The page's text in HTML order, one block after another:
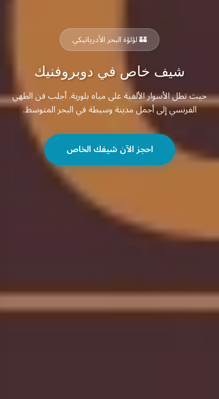
🏰 لؤلؤة البحر الأدرياتيكي
شيف خاص في دوبروفنيك
حيث تطل الأسوار الألفية على مياه بلورية. أجلب فن الطهي
الفرنسي إلى أجمل مدينة وسيطة في البحر المتوسط.
احجز الآن شيفك الخاص